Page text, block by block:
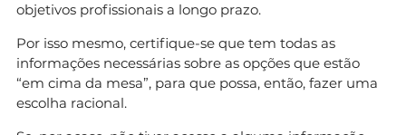
objetivos profissionais a longo prazo.
Por isso mesmo, certifique-se que tem todas as
informações necessárias sobre as opções que estão
“em cima da mesa”, para que possa, então, fazer uma
escolha racional.